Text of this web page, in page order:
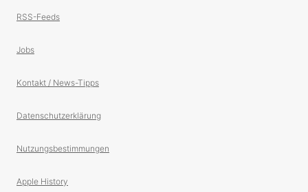
RSS-Feeds
Jobs
Kontakt / News-Tipps
Datenschutzerklärung
Nutzungsbestimmungen
Apple History